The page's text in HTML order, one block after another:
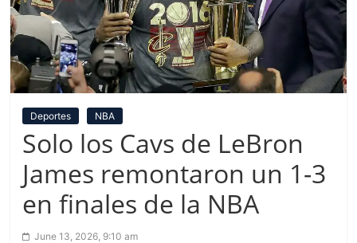
Deportes NBA
Solo los Cavs de LeBron
James remontaron un 1-3
en finales de la NBA
June 13, 2026, 9:10 am